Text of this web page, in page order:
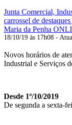
Junta Comercial,
carrossel de
Maria da Penha
18/10/19 às 17h08 -
Novos horários de
Industrial e Serviços
Desde 1º/10/2019
De segunda a sexta-